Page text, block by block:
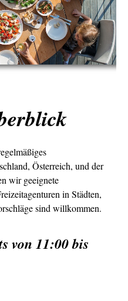
Österreich, und der
wir geeignete
in Städten,
sind willkommen.
von 11:00 bis